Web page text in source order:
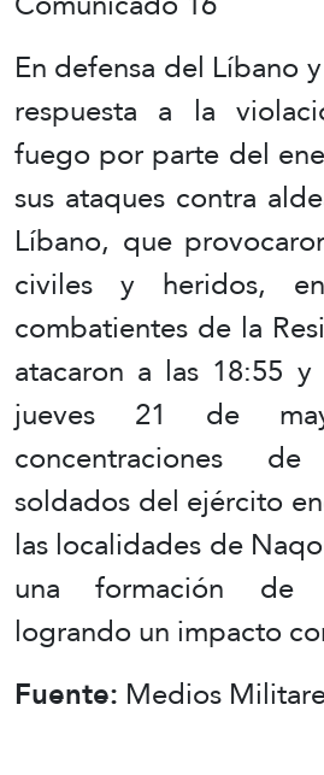
En defensa del Líbano
respuesta a la
fuego por parte del
sus ataques contra
Líbano, que
civiles y heridos,
combatientes de la
atacaron a las 18:55
jueves 21 de
concentraciones
soldados del ejército
las localidades de
una formación de
logrando un impacto
Fuente: Medios